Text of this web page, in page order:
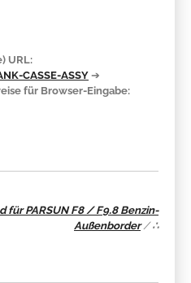
URL:
CASSE-ASSY ➔
für Browser-Eingabe:
für PARSUN F8 / F9.8 Benzin-
Außenborder/∴